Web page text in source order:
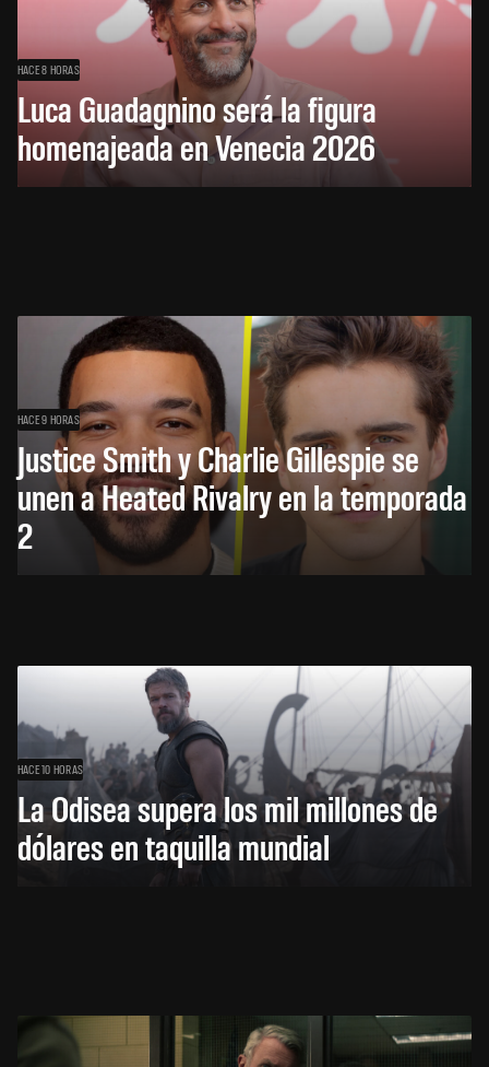
HACE 8 HORAS
Luca Guadagnino será la figura
homenajeada en Venecia 2026
HACE 9 HORAS
Justice Smith y Charlie Gillespie se
unen a Heated Rivalry en la temporada
2
HACE 10 HORAS
La Odisea supera los mil millones de
dólares en taquilla mundial